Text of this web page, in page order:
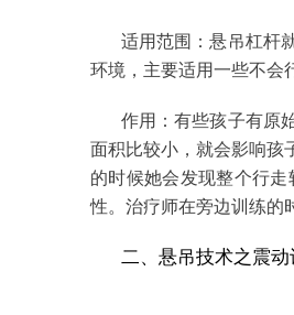
适用范围：悬吊杠杆
环境，主要适用一些不会
作用：有些孩子有原
面积比较小，就会影响孩
的时候她会发现整个行
性。治疗师在旁边训练的
二、悬吊技术之震